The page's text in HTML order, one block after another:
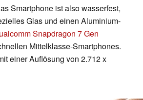
Smartphone ist also wasserfest,
Glas und einen Aluminium-
Snapdragon 7 Gen
Mittelklasse-Smartphones.
einer Auflösung von 2.712 x